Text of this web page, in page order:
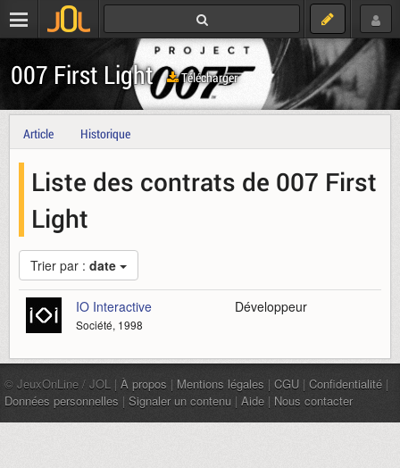
007 First Light Télécharger
Article Historique
Liste des contrats de 007 First
Light
Trier par : date
IO Interactive
Société, 1998
Développeur
© JeuxOnLine / JOL | À propos | Mentions légales | CGU | Confidentialité |
Données personnelles | Signaler un contenu | Aide | Nous contacter